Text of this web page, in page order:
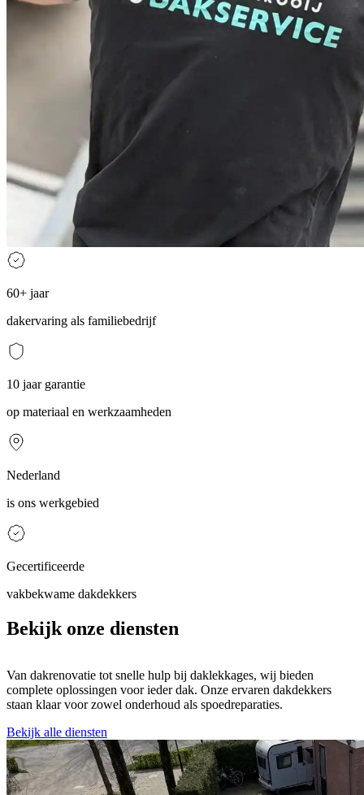
60+ jaar
dakervaring als familiebedrijf
10 jaar garantie
op materiaal en werkzaamheden
Nederland
is ons werkgebied
Gecertificeerde
vakbekwame dakdekkers
Bekijk onze diensten
Van dakrenovatie tot snelle hulp bij daklekkages, wij bieden
complete oplossingen voor ieder dak. Onze ervaren dakdekkers
staan klaar voor zowel onderhoud als spoedreparaties.
Bekijk alle diensten